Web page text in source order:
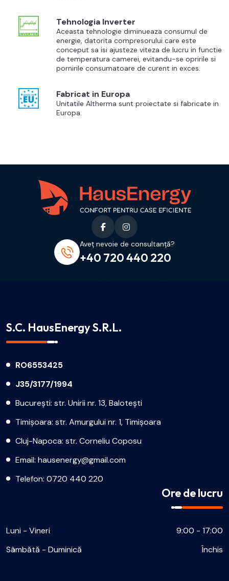
Tehnologia Inverter
Aceasta tehnologie diminueaza consumul de
energie, datorita compresorului care este
conceput sa isi ajusteze viteza de lucru in functie
de temperatura camerei, evitandu-se opririle si
pornirile consumatoare de curent in exces.
Fabricat in Europa
Unitatile Altherma sunt proiectate si fabricate in
Europa.
Aveț nevoie de consultanță?
+40 720 440 220
S.C. HausEnergy S.R.L.
RO6553425
J35/3177/1994
București: str. Unirii nr. 13, Balotești
Timișoara: str. Amurgului nr. 1, Timișoara
Cluj-Napoca: str. Corneliu Coposu
Email: hausenergy@gmail.com
Telefon: 0720 440 220
Ore de lucru
Luni - Vineri
9:00 - 17:00
Sâmbătă - Duminică
Închis